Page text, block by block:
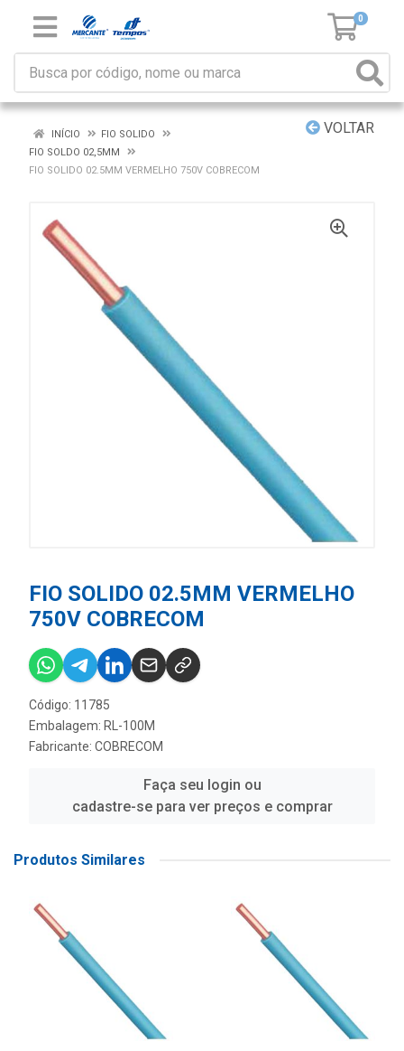
0
VOLTAR
INÍCIO
FIO SOLIDO
FIO SOLDO 02,5MM
FIO SOLIDO 02.5MM VERMELHO 750V COBRECOM
FIO SOLIDO 02.5MM VERMELHO
750V COBRECOM
Código: 11785
Embalagem: RL-100M
Fabricante: COBRECOM
Faça seu login ou
cadastre-se para ver preços e comprar
Produtos Similares